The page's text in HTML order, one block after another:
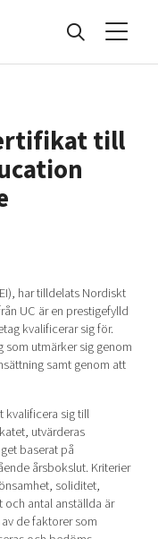
ones
till
har tilldelats Nordiskt
UC är en prestigefylld
kvalificerar sig för.
som utmärker sig genom
samt genom att
kvalificera sig till
utvärderas
baserat på
årsbokslut. Kriterier
soliditet,
och antal anställda är
de faktorer som